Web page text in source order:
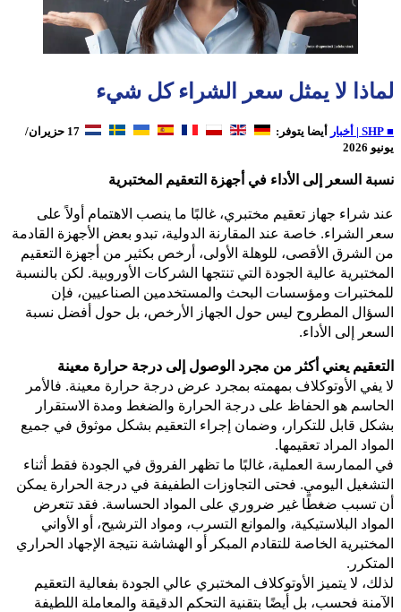
لماذا لا يمثل سعر الشراء كل شيء
■ SHP | أخبار أيضا يتوفر:
17 حزيران/
يونيو 2026
نسبة السعر إلى الأداء في أجهزة التعقيم المختبرية
عند شراء جهاز تعقيم مختبري، غالبًا ما ينصب الاهتمام أولاً على
سعر الشراء. خاصة عند المقارنة الدولية، تبدو بعض الأجهزة القادمة
من الشرق الأقصى، للوهلة الأولى، أرخص بكثير من أجهزة التعقيم
المختبرية عالية الجودة التي تنتجها الشركات الأوروبية. لكن بالنسبة
للمختبرات ومؤسسات البحث والمستخدمين الصناعيين، فإن
السؤال المطروح ليس حول الجهاز الأرخص، بل حول أفضل نسبة
السعر إلى الأداء.
التعقيم يعني أكثر من مجرد الوصول إلى درجة حرارة معينة
لا يفي الأوتوكلاف بمهمته بمجرد عرض درجة حرارة معينة. فالأمر
الحاسم هو الحفاظ على درجة الحرارة والضغط ومدة الاستقرار
بشكل قابل للتكرار، وضمان إجراء التعقيم بشكل موثوق في جميع
المواد المراد تعقيمها.
في الممارسة العملية، غالبًا ما تظهر الفروق في الجودة فقط أثناء
التشغيل اليومي. فحتى التجاوزات الطفيفة في درجة الحرارة يمكن
أن تسبب ضغطًا غير ضروري على المواد الحساسة. فقد تتعرض
المواد البلاستيكية، والموانع التسرب، ومواد الترشيح، أو الأواني
المختبرية الخاصة للتقادم المبكر أو الهشاشة نتيجة الإجهاد الحراري
المتكرر.
لذلك، لا يتميز الأوتوكلاف المختبري عالي الجودة بفعالية التعقيم
الآمنة فحسب، بل أيضًا بتقنية التحكم الدقيقة والمعاملة اللطيفة